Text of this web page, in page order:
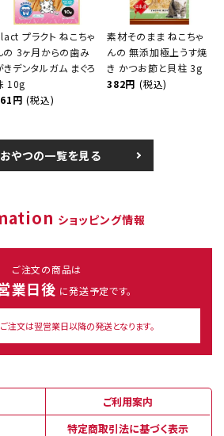
プラクト ねこちゃ
の 3ヶ月からの歯み
きデンタルガム まぐろ
10g
円 (税込)
素材そのまま ねこちゃ
んの 無添加極上うす焼
き かつお節と貝柱 3g
382円 (税込)
やつの一覧を見る
ショッピング情報
ご注文の商品は
業日後 に発送予定です。
文は翌営業日以降の発送となります。
ご利用案内
特定商取引法に基づく表示